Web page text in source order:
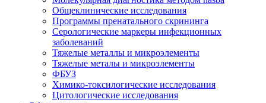
Общеклинические исследования
Программы пренатального скрининга
Серологические маркеры инфекционных
заболеваний
Тяжелые металлы и микроэлементы
Тяжелые металы и микроэлементы
ФБУЗ
Химико-токсилогические исследования
Цитологические исследования